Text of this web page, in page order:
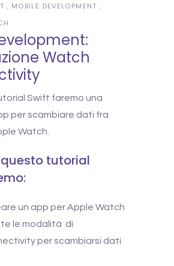
MOBILE DEVELOPMENT
Watch
Swift faremo una
per scambiare dati fra
Watch.
tutorial
un app per Apple Watch
le modalità di
per scambiarsi dati